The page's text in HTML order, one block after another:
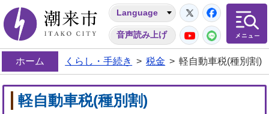
潮来市
Language
音声読み上げ
Twitter
YouTube
LINE
ホーム くらし・手続き > 税金 > 軽自動車税(種別割)
軽自動車税(種別割)